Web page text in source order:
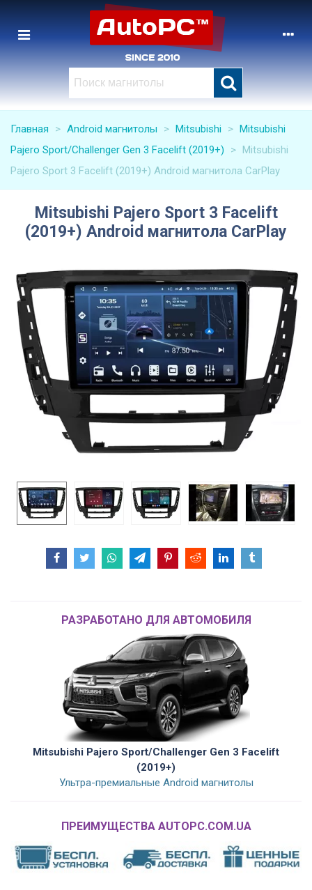
Главная > Android магнитолы > Mitsubishi > Mitsubishi
Pajero Sport/Challenger Gen 3 Facelift (2019+)
> Mitsubishi
Pajero Sport 3 Facelift (2019+) Android магнитола CarPlay
Mitsubishi Pajero Sport 3 Facelift
(2019+) Android магнитола CarPlay
РАЗРАБОТАНО ДЛЯ АВТОМОБИЛЯ
Mitsubishi Pajero Sport/Challenger Gen 3 Facelift
(2019+)
Ультра-премиальные Android магнитолы
ПРЕИМУЩЕСТВА AUTOPC.COM.UA